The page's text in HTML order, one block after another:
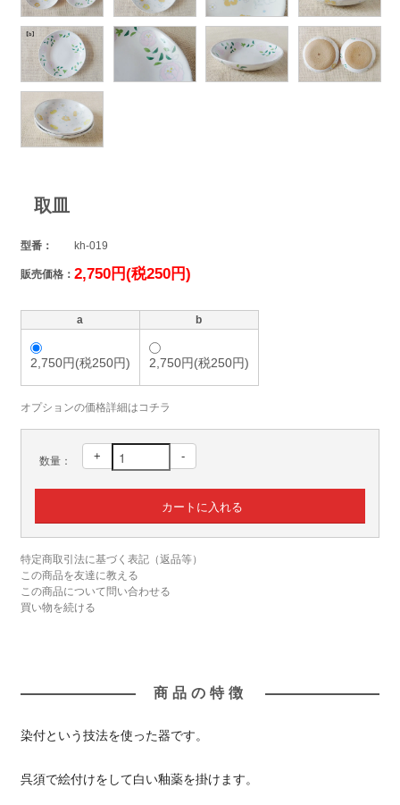
取皿
型番： kh-019
販売価格： 2,750円(税250円)
a b
2,750円(税250円) 2,750円(税250円)
オプションの価格詳細はコチラ
数量： + -
特定商取引法に基づく表記（返品等）
この商品を友達に教える
この商品について問い合わせる
買い物を続ける
商品の特徴
染付という技法を使った器です。
呉須で絵付けをして白い釉薬を掛けます。